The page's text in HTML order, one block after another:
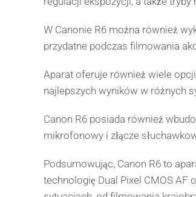
W Canonie R6 można również
przydatne podczas filmowania
Aparat oferuje również wiele
najlepszych wyników w różnych
Canon R6 posiada również
mikrofonowy i złącze
Podsumowując, Canon R6 to
technologię Dual Pixel CMOS